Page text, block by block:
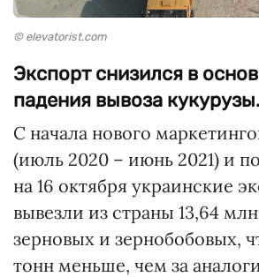
© elevatorist.com
Экспорт снизился в
падения вывоза кукурузы.
С начала нового
(июль 2020 – июнь 2021) и
на 16 октября украинские
вывезли из страны 13,64
зерновых и зернобобовых,
тонн меньше, чем за